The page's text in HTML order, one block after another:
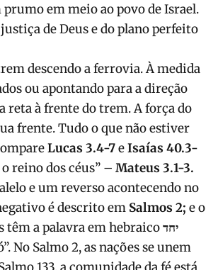
em meio ao povo de Israel.
de Deus e do plano perfeito
descendo a ferrovia. À medida
ou apontando para a direção
reta à frente do trem. A força do
frente. Tudo o que não estiver
Lucas 3.4-7eIsaías 40.3-
reino dos céus” – Mateus 3.1-3.
e um reverso acontecendo no
é descrito em Salmos 2; e o
têm a palavra em hebraicoיחד
No Salmo 2, as nações se unem